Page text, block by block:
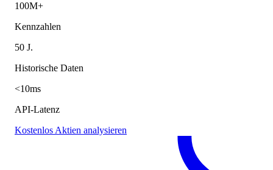
100M+
Kennzahlen
50 J.
Historische Daten
<10ms
API-Latenz
Kostenlos Aktien analysieren